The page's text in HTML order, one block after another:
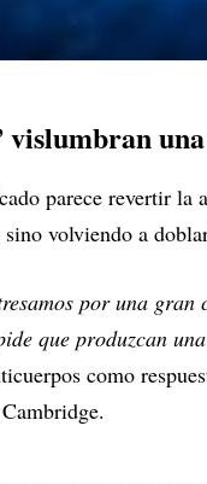
vislumbran
parece revertir la
volviendo a
por una
que produzcan
como